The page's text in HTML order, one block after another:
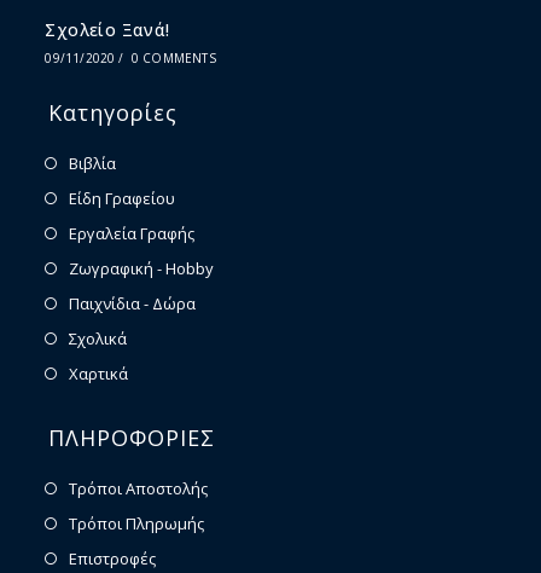
Σχολείο Ξανά!
09/11/2020 / 0 COMMENTS
Κατηγορίες
Βιβλία
Είδη Γραφείου
Εργαλεία Γραφής
Ζωγραφική - Hobby
Παιχνίδια - Δώρα
Σχολικά
Χαρτικά
ΠΛΗΡΟΦΟΡΙΕΣ
Τρόποι Αποστολής
Τρόποι Πληρωμής
Επιστροφές